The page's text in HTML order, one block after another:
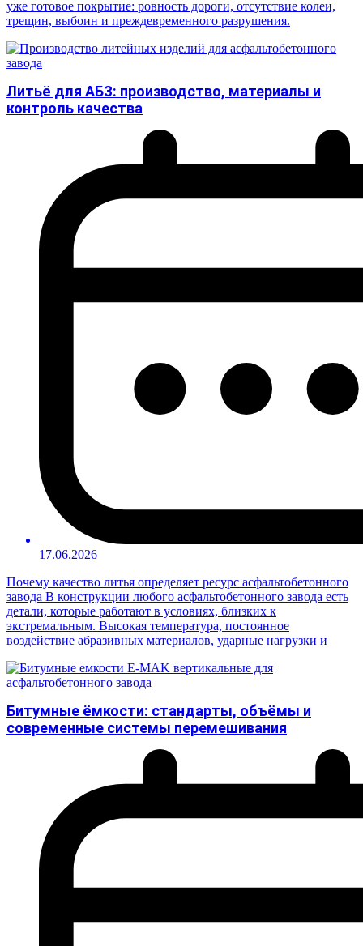
уже готовое покрытие: ровность дороги, отсутствие колеи,
трещин, выбоин и преждевременного разрушения.
Литьё для АБЗ: производство, материалы и
контроль качества
17.06.2026
Почему качество литья определяет ресурс асфальтобетонного
завода В конструкции любого асфальтобетонного завода есть
детали, которые работают в условиях, близких к
экстремальным. Высокая температура, постоянное
воздействие абразивных материалов, ударные нагрузки и
Битумные ёмкости: стандарты, объёмы и
современные системы перемешивания